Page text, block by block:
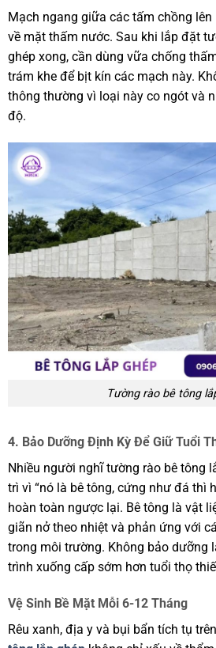
Mạch ngang giữa các tấm chồng
về mặt thấm nước. Sau khi lắp đặt
ghép xong, cần dùng vữa chống
trám khe để bịt kín các mạch này.
thông thường vì loại này co ngót và
độ.
Tường rào bê tông
4. Bảo Dưỡng Định Kỳ Để Giữ Tuổi
Nhiều người nghĩ tường rào bê tông
trì vì “nó là bê tông, cứng như đá thì
hoàn toàn ngược lại. Bê tông là vật
giãn nở theo nhiệt và phản ứng với
trong môi trường. Không bảo dưỡng
trình xuống cấp sớm hơn tuổi thọ
Vệ Sinh Bề Mặt Mỗi 6-12 Tháng
Rêu xanh, địa y và bụi bẩn tích tụ